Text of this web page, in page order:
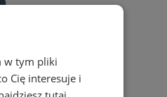
w tym pliki
Cię interesuje i